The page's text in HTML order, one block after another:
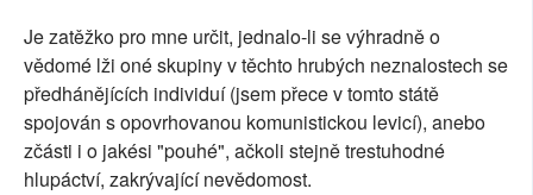
Je zatěžko pro mne určit, jednalo-li se výhradně o
vědomé lži oné skupiny v těchto hrubých neznalostech se
předhánějících individuí (jsem přece v tomto státě
spojován s opovrhovanou komunistickou levicí), anebo
zčásti i o jakési "pouhé", ačkoli stejně trestuhodné
hlupáctví, zakrývající nevědomost.